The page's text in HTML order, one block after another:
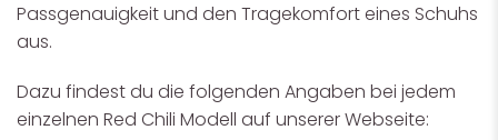
Passgenauigkeit und den Tragekomfort eines Schuhs
aus.
Dazu findest du die folgenden Angaben bei jedem
einzelnen Red Chili Modell auf unserer Webseite: